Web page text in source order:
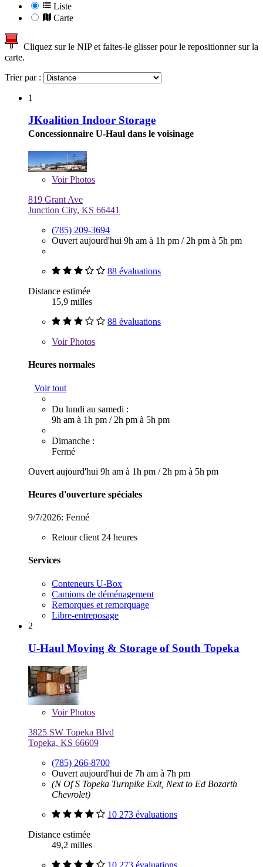
Liste
Carte
Cliquez sur le NIP et faites-le glisser pour le repositionner sur la
carte.
Trier par :
1
JKoalition Indoor Storage
Concessionnaire U-Haul dans le voisinage
VoirPhotos
819 Grant Ave
Junction City, KS 66441
(785) 209-3694
Ouvert aujourd'hui 9h am à 1h pm / 2h pm à 5h pm
88 évaluations
Distance estimée
15,9 milles
88 évaluations
VoirPhotos
Heures normales
Voir tout
Du lundi au samedi :
9h am à 1h pm / 2h pm à 5h pm
Dimanche :
Fermé
Ouvert aujourd'hui 9h am à 1h pm / 2h pm à 5h pm
Heures d'ouverture spéciales
9/7/2026: Fermé
Retour client 24 heures
Services
Conteneurs U-Box
Camions de déménagement
Remorques et remorquage
Libre-entreposage
2
U-Haul Moving & Storage of South Topeka
VoirPhotos
3825 SW Topeka Blvd
Topeka, KS 66609
(785) 266-8700
Ouvert aujourd'hui de 7h am à 7h pm
(N Of S Topeka Turnpike Exit, Next to Ed Bozarth
Chevrolet)
10 273 évaluations
Distance estimée
49,2 milles
10 273 évaluations